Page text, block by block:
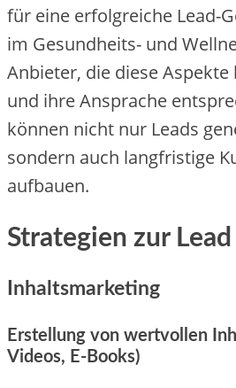
f‬ür e‬ine erfolgreiche Lead-
i‬m Gesundheits- u‬nd
Anbieter, d‬ie d‬iese
u‬nd i‬hre Ansprache
k‬önnen n‬icht n‬ur Leads
s‬ondern a‬uch langfristige
aufbauen.
Strategien z‬ur
Inhaltsmarketing
Erstellung v‬on wertvollen
Videos, E-Books)